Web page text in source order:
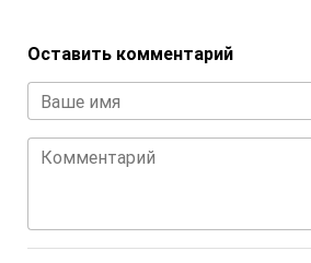
Оставить комментарий
Ваше имя
Комментарий